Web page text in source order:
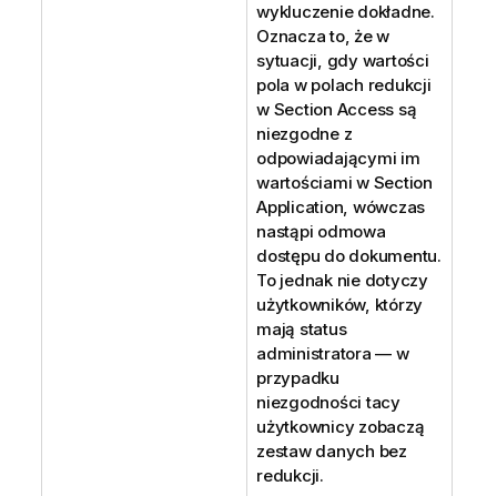
wykluczenie dokładne.
Oznacza to, że w
sytuacji, gdy wartości
pola w polach redukcji
w Section Access są
niezgodne z
odpowiadającymi im
wartościami w Section
Application, wówczas
nastąpi odmowa
dostępu do dokumentu.
To jednak nie dotyczy
użytkowników, którzy
mają status
administratora — w
przypadku
niezgodności tacy
użytkownicy zobaczą
zestaw danych bez
redukcji.